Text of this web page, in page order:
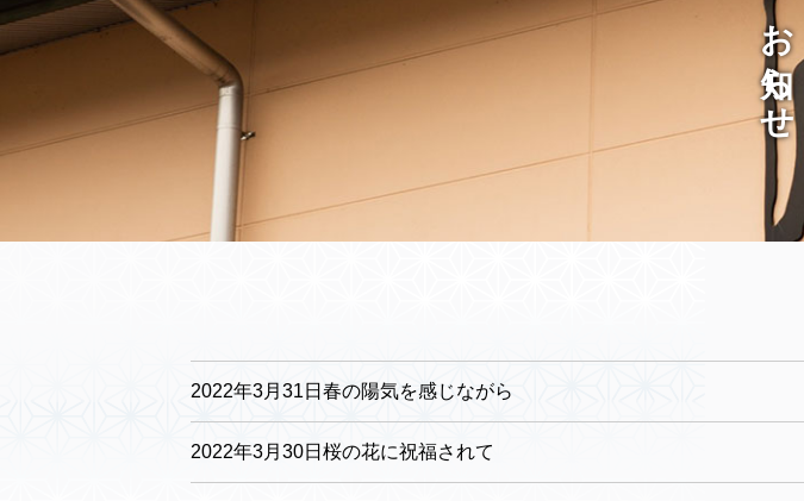
お知らせ
2022年3月31日春の陽気を感じながら
2022年3月30日桜の花に祝福されて